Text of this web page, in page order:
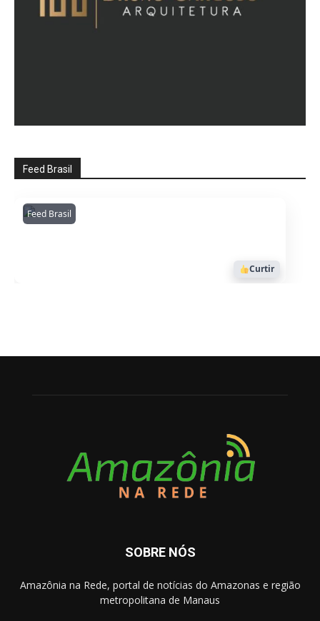
Feed Brasil
Feed BrasilAmazonianarede
1053
Curtir
SOBRE NÓS
Amazônia na Rede, portal de notícias do Amazonas e região
metropolitana de Manaus